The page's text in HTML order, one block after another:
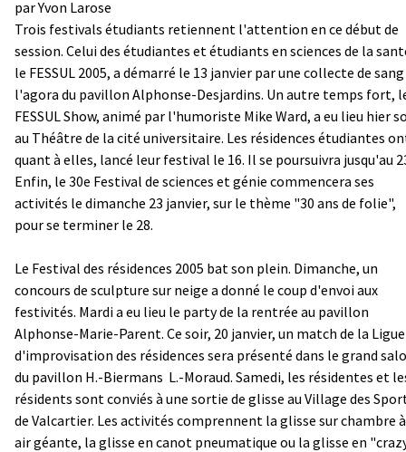
par Yvon Larose
Trois festivals étudiants retiennent l'attention en ce début de
session. Celui des étudiantes et étudiants en sciences de la
le FESSUL 2005, a démarré le 13 janvier par une collecte de
l'agora du pavillon Alphonse-Desjardins. Un autre temps fort,
FESSUL Show, animé par l'humoriste Mike Ward, a eu lieu hier
au Théâtre de la cité universitaire. Les résidences étudiantes
quant à elles, lancé leur festival le 16. Il se poursuivra jusqu'au
Enfin, le 30e Festival de sciences et génie commencera ses
activités le dimanche 23 janvier, sur le thème "30 ans de folie",
pour se terminer le 28.
Le Festival des résidences 2005 bat son plein. Dimanche, un
concours de sculpture sur neige a donné le coup d'envoi aux
festivités. Mardi a eu lieu le party de la rentrée au pavillon
Alphonse-Marie-Parent. Ce soir, 20 janvier, un match de la Ligue
d'improvisation des résidences sera présenté dans le grand
du pavillon H.-Biermans ­ L.-Moraud. Samedi, les résidentes et
résidents sont conviés à une sortie de glisse au Village des
de Valcartier. Les activités comprennent la glisse sur chambre à
air géante, la glisse en canot pneumatique ou la glisse en